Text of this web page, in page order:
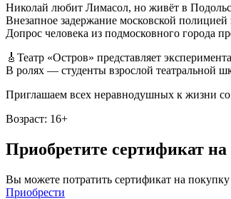
Николай любит Лимасол, но живёт в
Внезапное задержание московской
Допрос человека из подмосковного города
🎸Театр «Остров» представляет
В ролях — студенты взрослой театральной
Приглашаем всех неравнодушных к жизни со
Возраст: 16+
Приобретите сертификат на
Вы можете потратить сертификат на покупку
Приобрести